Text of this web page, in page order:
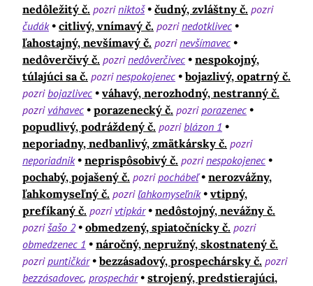
nedôležitý č. pozriniktoš čudný, zvláštny č. pozri
čudák
citlivý, vnímavý č. pozrinedotklivec
ľahostajný, nevšímavý č. pozrinevšímavec
nedôverčivý č. pozrinedôverčivec
nespokojný,
túlajúci sa č. pozrinespokojenec
bojazlivý, opatrný č.
pozribojazlivec
váhavý, nerozhodný, nestranný č.
pozri váhavec porazenecký č. pozriporazenec
popudlivý, podráždený č. pozriblázon 1
neporiadny, nedbanlivý, zmätkársky č. pozri
neporiadnik
neprispôsobivý č. pozrinespokojenec
pochabý, pojašený č. pozripochábeľ
nerozvážny,
ľahkomyseľný č. pozriľahkomyseľník
vtipný,
prefíkaný č. pozri vtipkár
nedôstojný, nevážny č.
pozrišašo 2 obmedzený, spiatočnícky č. pozri
obmedzenec 1
náročný, nepružný, skostnatený č.
pozripuntičkár bezzásadový, prospechársky č. pozri
bezzásadovec prospechár
strojený, predstierajúci,